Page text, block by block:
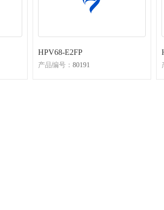
HPV68-E2FP
产品编号： 80191